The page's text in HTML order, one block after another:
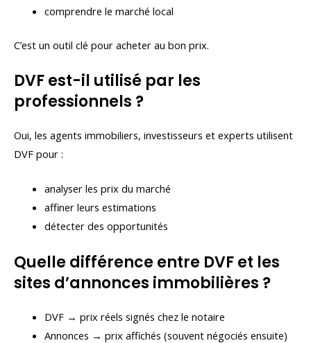
comprendre le marché local
C’est un outil clé pour acheter au bon prix.
DVF est-il utilisé par les
professionnels ?
Oui, les agents immobiliers, investisseurs et experts utilisent
DVF pour :
analyser les prix du marché
affiner leurs estimations
détecter des opportunités
Quelle différence entre DVF et les
sites d’annonces immobilières ?
DVF → prix réels signés chez le notaire
Annonces → prix affichés (souvent négociés ensuite)